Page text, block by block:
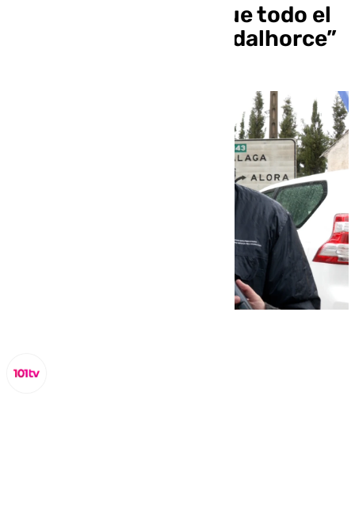
mes ha llovido más que todo el
año pasado en el Guadalhorce”